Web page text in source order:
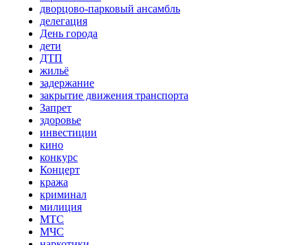
дворцово-парковый ансамбль
делегация
День города
дети
ДТП
жильё
задержание
закрытие движения транспорта
Запрет
здоровье
инвестиции
кино
конкурс
Концерт
кража
криминал
милиция
МТС
МЧС